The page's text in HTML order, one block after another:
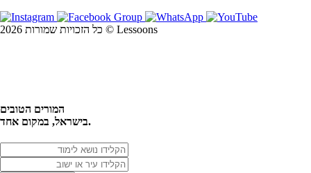
כל הזכויות שמורות 2026 © Lessoons
המורים הטובים
בישראל, במקום אחד.